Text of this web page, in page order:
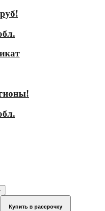
Купить в рассрочку